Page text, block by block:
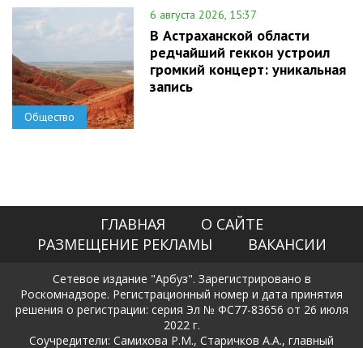
Общество
6 августа 2026, 15:37
В Астраханской области
редчайший геккон устроил
громкий концерт: уникальная
запись
ГЛАВНАЯ
О САЙТЕ
РАЗМЕЩЕНИЕ РЕКЛАМЫ
ВАКАНСИИ
Сетевое издание "Арбуз". Зарегистрировано в
Роскомнадзоре. Регистрационный номер и дата принятия
решения о регистрации: серия Эл № ФС77-83656 от 26 июля
2022 г.
Соучредители: Самихова Р.М., Старичков А.А., главный